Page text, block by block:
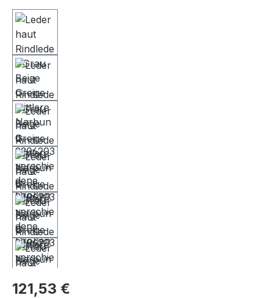
Regulärer Preis:
121,53 €